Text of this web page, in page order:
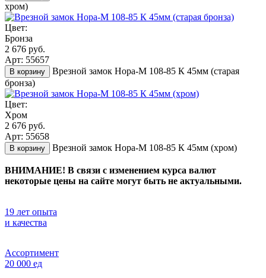
хром)
Цвет:
Бронза
2 676 руб.
Арт: 55657
В корзину
Врезной замок Нора-М 108-85 К 45мм (старая
бронза)
Цвет:
Хром
2 676 руб.
Арт: 55658
В корзину Врезной замок Нора-М 108-85 К 45мм (хром)
ВНИМАНИЕ! В связи с изменением курса валют
некоторые цены на сайте могут быть не актуальными.
19 лет опыта
и качества
Ассортимент
20 000 ед